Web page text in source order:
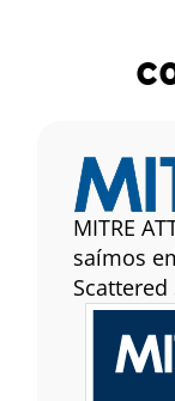
MITRE
saímos